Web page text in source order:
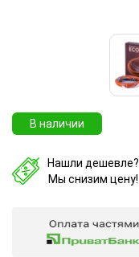
В наличии
Нашли дешевле?
Мы снизим цену!